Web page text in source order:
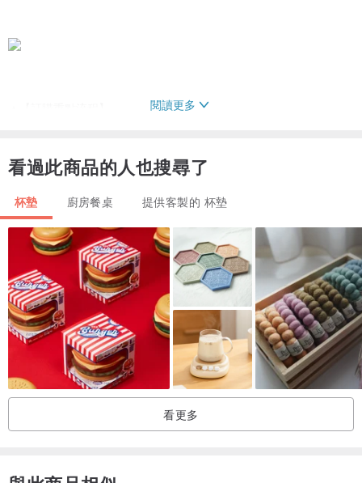
繪製設計 → 傳初稿給你看 → 確認 → 出貨
▲設計製作時間需10-14工作天(不含假日)
● 之前有做過設計稿的油畫/手機桌布的客人們
可以跟我們加購此客製周邊商品哦~
(會給你加購優惠價格)
@手繪客製圖像皆為設計師版權&著作權所有
@我們會保護您的照片，絕無作其他用途，請放心
@本商品為客製化商品，不適用消費者保護法第十九條七日猶豫期間
規定，請確認您的需求後在下單購買唷
閱讀更多
看過此商品的人也搜尋了
杯墊 廚房餐桌 提供客製的 杯墊
看更多